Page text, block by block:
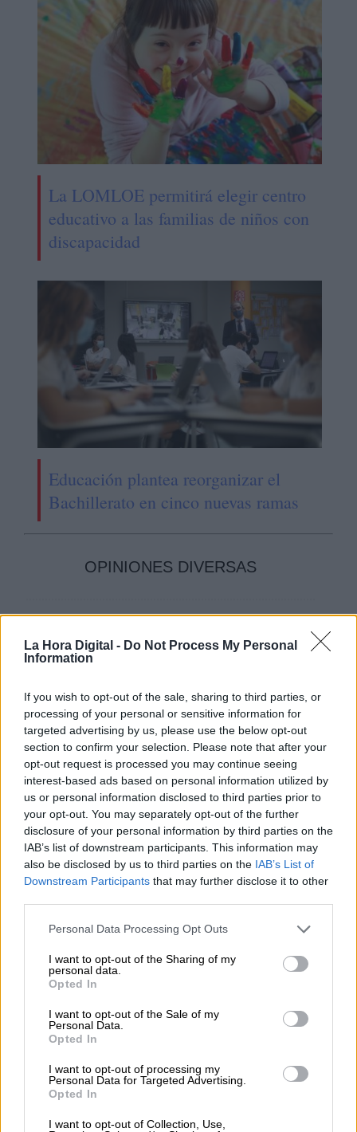
La Hora Digital - Do Not Process My Personal
Information
If you wish to opt-out of the sale, sharing to third parties, or
processing of your personal or sensitive information for
targeted advertising by us, please use the below opt-out
section to confirm your selection. Please note that after your
opt-out request is processed you may continue seeing
interest-based ads based on personal information utilized by
us or personal information disclosed to third parties prior to
your opt-out. You may separately opt-out of the further
disclosure of your personal information by third parties on the
IAB’s list of downstream participants. This information may
also be disclosed by us to third parties on the IAB’s List of
Downstream Participants that may further disclose it to other
Personal Data Processing Opt Outs
I want to opt-out of the Sharing of my
personal data.
Opted In
I want to opt-out of the Sale of my
Personal Data.
Opted In
I want to opt-out of processing my
Personal Data for Targeted Advertising.
Opted In
I want to opt-out of Collection, Use,
La LOMLOE permitirá elegir centro
educativo a las familias de niños con
discapacidad
Educación plantea reorganizar el
Bachillerato en cinco nuevas ramas
OPINIONES DIVERSAS
¿La ciudadanía de Occidente
es consciente del riesgo de
una tercera guerra mundial?
Suelta y confía
Por María Comesaña
Votantes y votados
Por Juan Manuel Beltrán
El Conflicto de Oriente Medio:
Un Nuevo Orden Autoritario
Geopolítica de Crisis
Reconquista leonesa
Clara Campoamor: Mi sueño,
Por María Pérez Herrero